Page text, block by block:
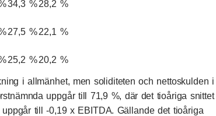
34,3 %28,2 %
27,5 %22,1 %
25,2 %20,2 %
i allmänhet, men soliditeten och nettoskulden i
uppgår till 71,9 %, där det tioåriga snittet
till -0,19 x EBITDA. Gällande det tioåriga